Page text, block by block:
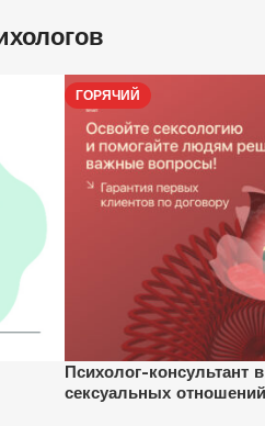
ГОРЯЧИЙ
Психолог-консультант
сексуальных отношений